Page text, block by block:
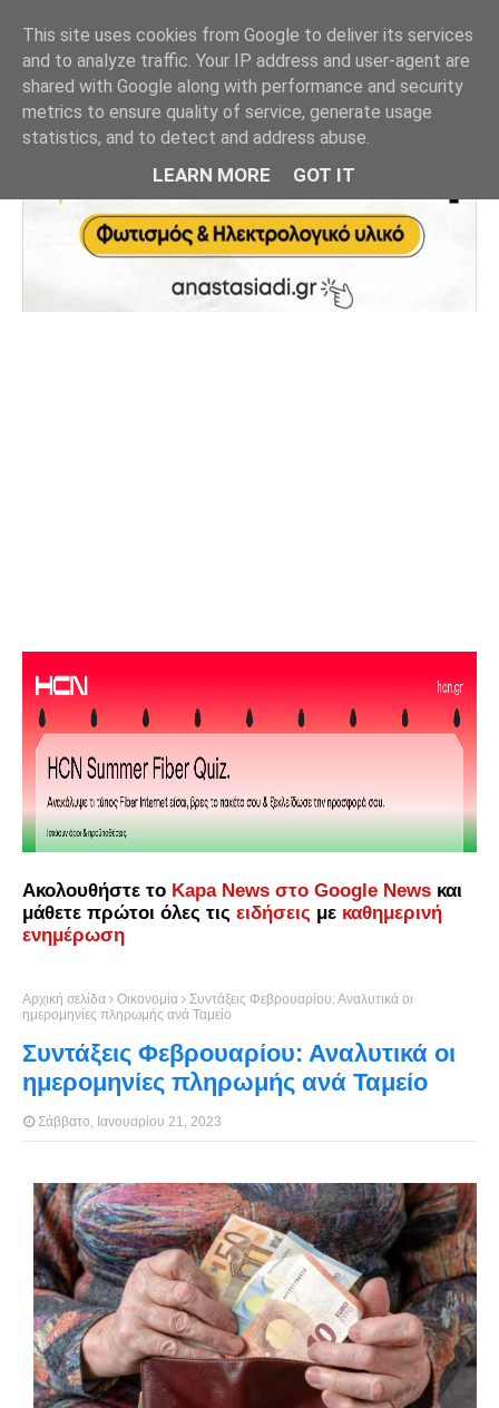
Ακολουθήστε το Kapa News στο Google News και
μάθετε πρώτοι όλες τις ειδήσεις με καθημερινή
ενημέρωση
Αρχική σελίδα Οικονομία
Συντάξεις Φεβρουαρίου: Αναλυτικά οι
ημερομηνίες πληρωμής ανά Ταμείο
Συντάξεις Φεβρουαρίου: Αναλυτικά οι
ημερομηνίες πληρωμής ανά Ταμείο
Σάββατο, Ιανουαρίου 21, 2023
This site uses cookies from Google to deliver its services
and to analyze traffic. Your IP address and user-agent are
shared with Google along with performance and security
metrics to ensure quality of service, generate usage
statistics, and to detect and address abuse.
LEARN MORE GOT IT